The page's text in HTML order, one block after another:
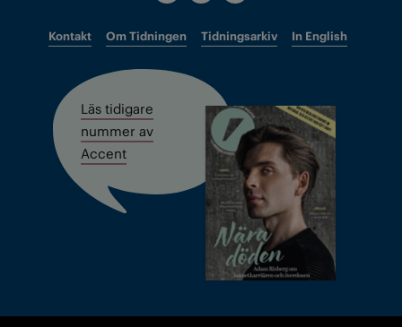
Kontakt Om Tidningen Tidningsarkiv In English
Läs tidigare
nummer av
Accent